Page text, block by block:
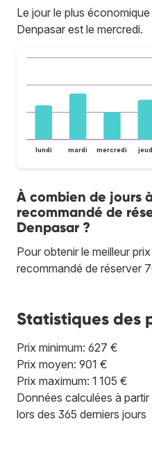
Le jour le plus
Denpasar est le mercredi.
lundi mardi mercredi
À combien de jours
recommandé de
Denpasar ?
Pour obtenir le meilleur
recommandé de réserver
Statistiques des
Prix minimum: 627 €
Prix moyen: 901 €
Prix maximum: 1 105 €
Données calculées à
lors des 365 derniers jours